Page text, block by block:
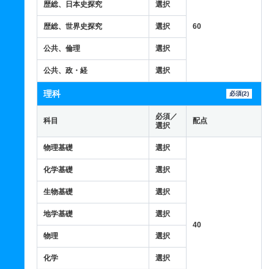
60
歴総、日本史探究 選択
歴総、世界史探究 選択
公共、倫理 選択
公共、政・経 選択
理科 必須(2)
科目
必須／
選択
配点
物理基礎 選択
40
化学基礎 選択
生物基礎 選択
地学基礎 選択
物理 選択
化学 選択